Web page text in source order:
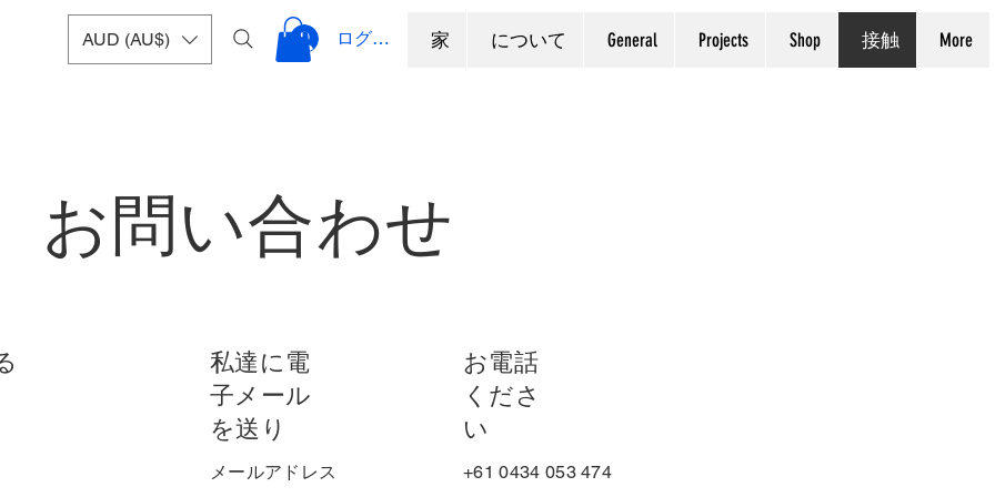
AUD (AU$) ログイン 家 について General Projects Shop 接触 More
お問い合わせ
私達に電
子メール
を送り
メールアドレス
お電話
くださ
い
+61 0434 053 474